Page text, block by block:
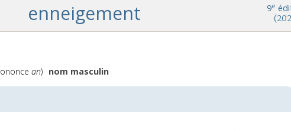
9e
enneigement
an) nom masculin